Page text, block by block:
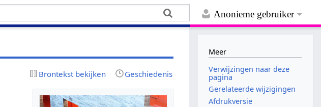
Anonieme gebruiker
Brontekst bekijken Geschiedenis
Meer
Verwijzingen naar deze
pagina
Gerelateerde wijzigingen
Afdrukversie